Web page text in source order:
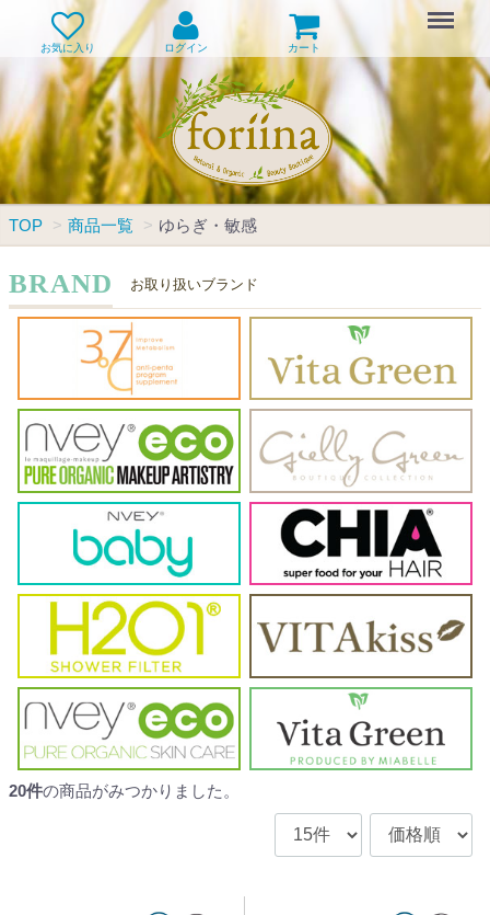
お気に入り ログイン カート
Menu
TOP 商品一覧 ゆらぎ・敏感
BRAND お取り扱いブランド
20件の商品がみつかりました。